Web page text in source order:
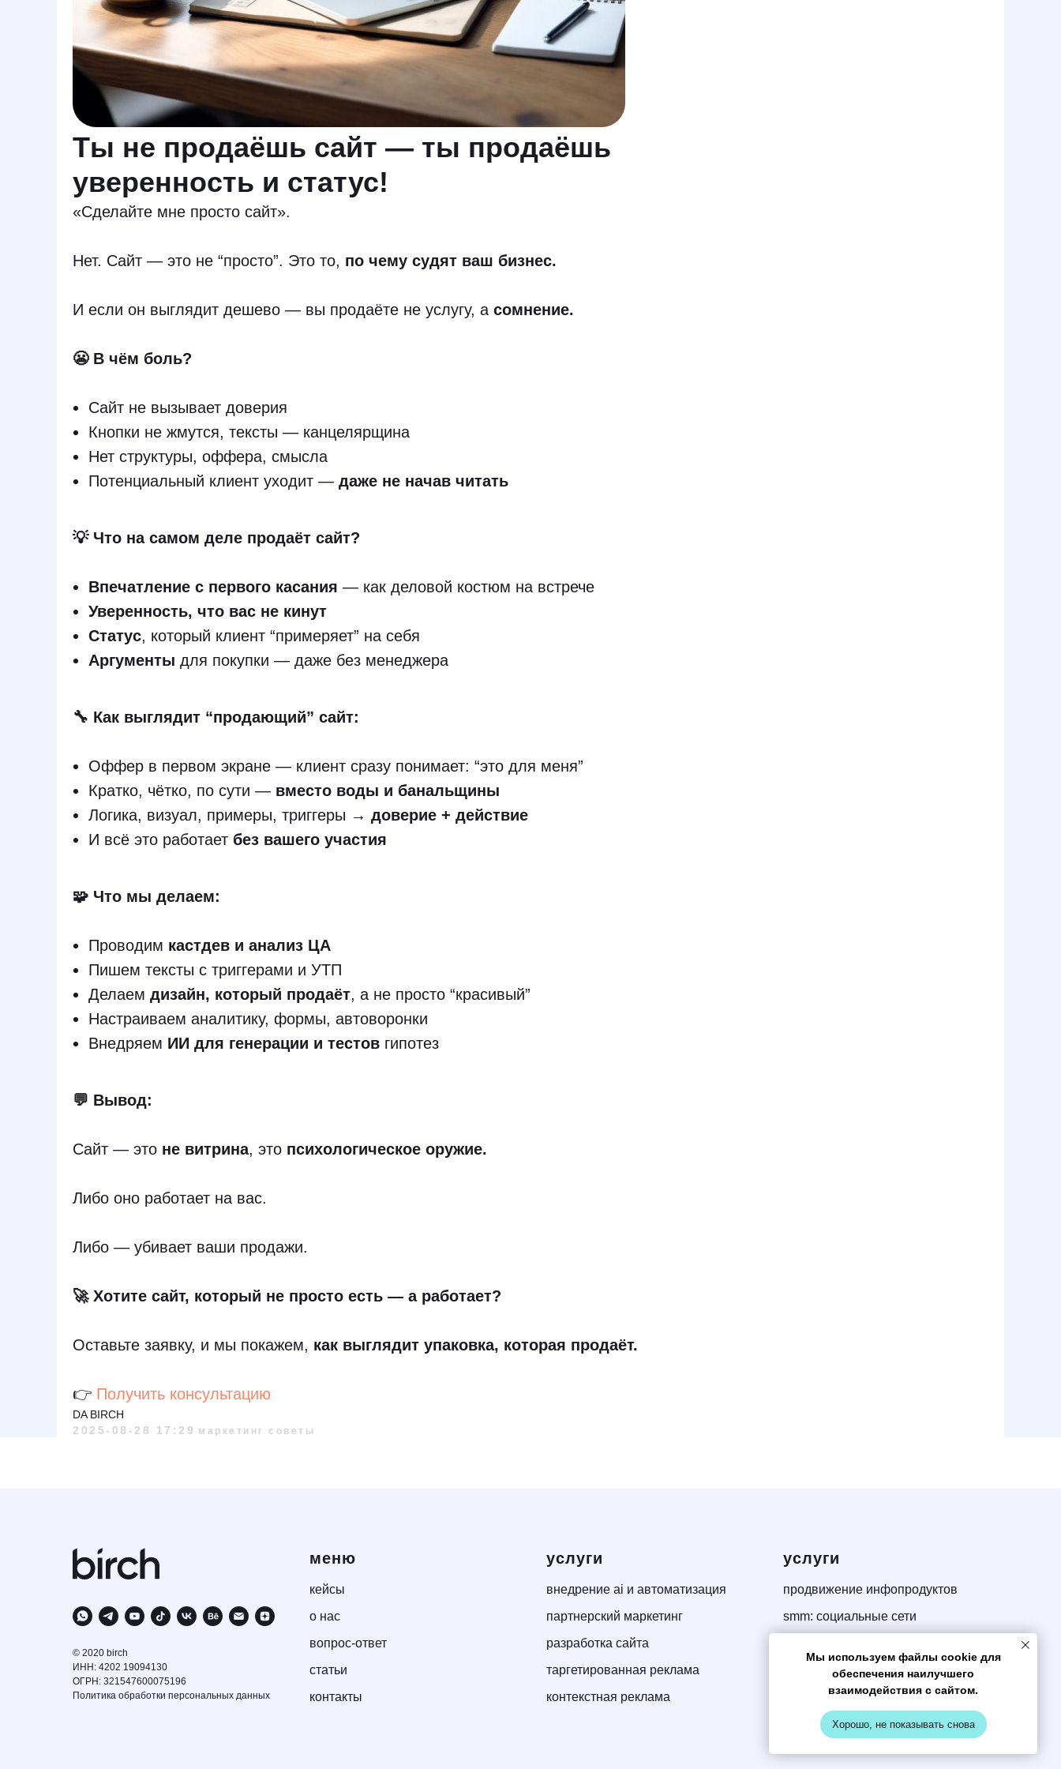
Ты не продаёшь сайт — ты продаёшь
уверенность и статус!
«Сделайте мне просто сайт».
Нет. Сайт — это не “просто”. Это то, по чему судят ваш бизнес.
И если он выглядит дешево — вы продаёте не услугу, а сомнение.
😬 В чём боль?
Сайт не вызывает доверия
Кнопки не жмутся, тексты — канцелярщина
Нет структуры, оффера, смысла
Потенциальный клиент уходит — даже не начав читать
💡 Что на самом деле продаёт сайт?
Впечатление с первого касания — как деловой костюм на встрече
Уверенность, что вас не кинут
Статус, который клиент “примеряет” на себя
Аргументы для покупки — даже без менеджера
🔧 Как выглядит “продающий” сайт:
Оффер в первом экране — клиент сразу понимает: “это для меня”
Кратко, чётко, по сути — вместо воды и банальщины
Логика, визуал, примеры, триггеры → доверие + действие
И всё это работает без вашего участия
🧩 Что мы делаем:
Проводим кастдев и анализ ЦА
Пишем тексты с триггерами и УТП
Делаем дизайн, который продаёт, а не просто “красивый”
Настраиваем аналитику, формы, автоворонки
Внедряем ИИ для генерации и тестов гипотез
💬 Вывод:
Сайт — это не витрина, это психологическое оружие.
Либо оно работает на вас.
Либо — убивает ваши продажи.
🚀 Хотите сайт, который не просто есть — а работает?
Оставьте заявку, и мы покажем, как выглядит упаковка, которая продаёт.
👉 Получить консультацию
DA BIRCH
2025-08-28 17:29 маркетинг советы
Мы используем файлы cookie для
обеспечения наилучшего
взаимодействия с сайтом.
Хорошо, не показывать снова
© 2020 birch
ИНН: 4202 19094130
ОГРН: 321547600075196
Политика обработки персональных данных
меню
кейсы
о нас
вопрос-ответ
статьи
контакты
услуги
внедрение ai и автоматизация
партнерский маркетинг
разработка сайта
таргетированная реклама
контекстная реклама
услуги
продвижение инфопродуктов
smm: социальные сети
telegram продвижение